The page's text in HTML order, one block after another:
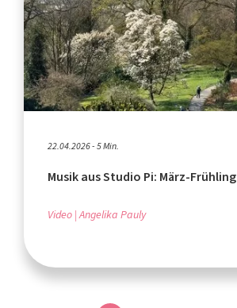
22.04.2026 - 5 Min.
Musik aus Studio Pi: März-Frühling
Video Angelika Pauly